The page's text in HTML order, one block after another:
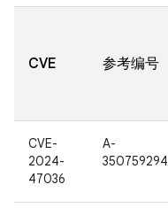
CVE 参考编号
CVE-
2024-
47036
A-
350759294